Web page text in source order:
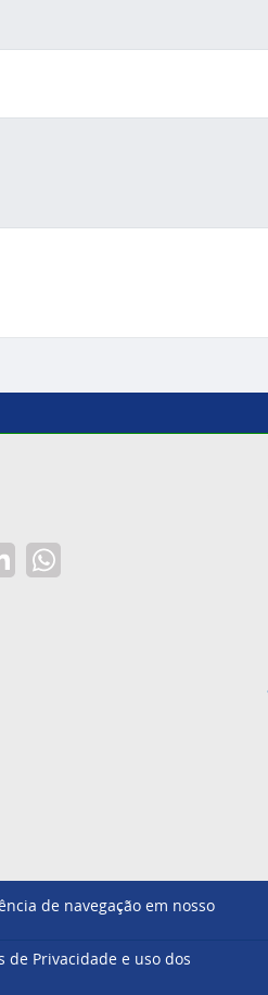
Footer
de navegação em nosso
de Privacidade e uso dos